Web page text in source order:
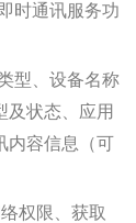
时通讯服务功
型、设备名称
状态、 应用
内容信息（可
权限、获取